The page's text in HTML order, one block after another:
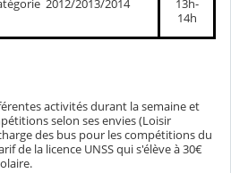
2012/2013/2014
13h-
14h
activités durant la semaine et
selon ses envies (Loisir
des bus pour les compétitions du
de la licence UNSS qui s'élève à 30€